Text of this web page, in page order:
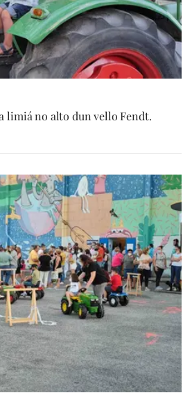
limiá no alto dun vello Fendt.